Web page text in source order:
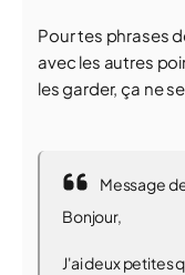
Pour tes phrases
avec les autres
les garder, ça ne
Message
Bonjour,
J'ai deux petites